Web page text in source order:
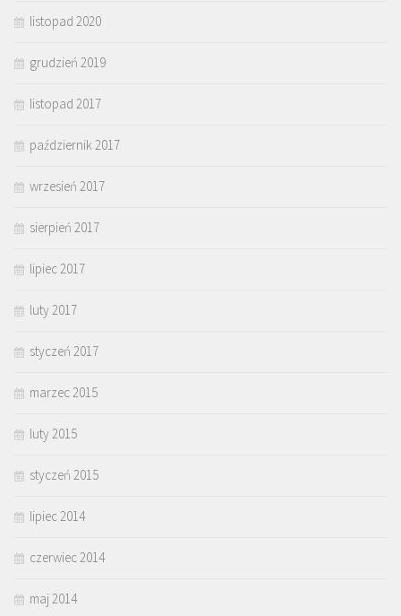
listopad 2020
grudzień 2019
listopad 2017
październik 2017
wrzesień 2017
sierpień 2017
lipiec 2017
luty 2017
styczeń 2017
marzec 2015
luty 2015
styczeń 2015
lipiec 2014
czerwiec 2014
maj 2014